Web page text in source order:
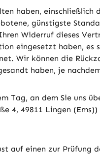
haben,
günstigste
Widerruf dieses
eingesetzt haben,
Wir können die
haben, je
Tag, an dem Sie uns
4, 49811 Lingen
auf einen zur Prüfung